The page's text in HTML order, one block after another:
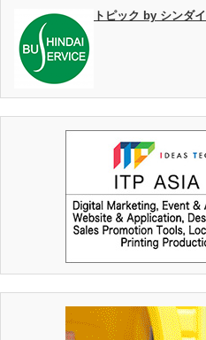
トピック by シンダ